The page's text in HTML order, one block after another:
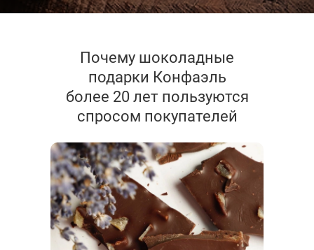
Почему шоколадные
подарки Конфаэль
более 20 лет пользуются
спросом покупателей